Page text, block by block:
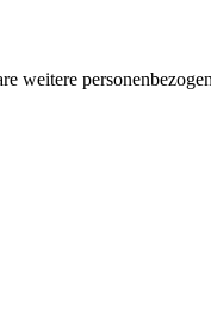
weitere